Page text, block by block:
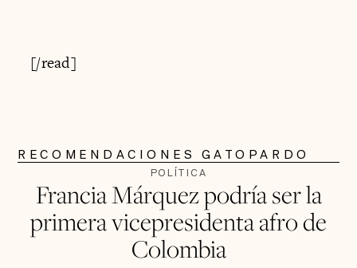
[/read]
RECOMENDACIONES GATOPARDO
POLÍTICA
Francia Márquez podría ser la
primera vicepresidenta afro de
Colombia